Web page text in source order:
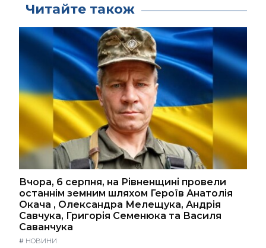
Читайте також
Вчора, 6 серпня, на Рівненщині провели
останнім земним шляхом Героїв Анатолія
Окача , Олександра Мелещука, Андрія
Савчука, Григорія Семенюка та Василя
Саванчука
# НОВИНИ